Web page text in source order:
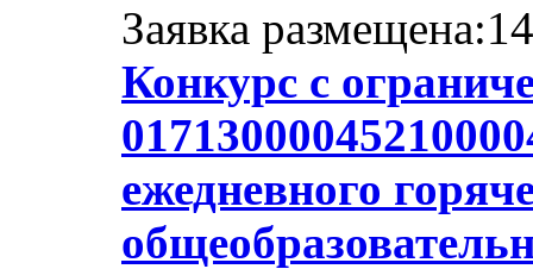
Заявка
Конкурс с
ежедневного